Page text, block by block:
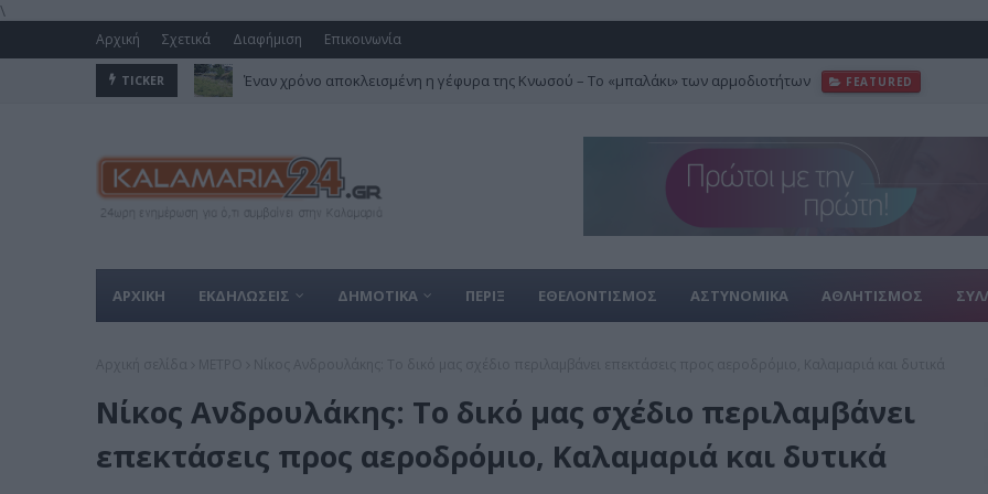
\
Αρχική Σχετικά Διαφήμιση Επικοινωνία
TICKER
Έναν χρόνο αποκλεισμένη η γέφυρα της Κνωσού – Το «μπαλάκι» των αρμοδιοτήτων
Το Μετρό μπαίνει στην Καλαμαριά – Ξεκίνησε το τελικό “trial run” FEATURED
ΑΡΧΙΚΗ ΕΚΔΗΛΩΣΕΙΣ ΔΗΜΟΤΙΚΑ ΠΕΡΙΞ ΕΘΕΛΟΝΤΙΣΜΟΣ ΑΣΤΥΝΟΜΙΚΑ ΑΘΛΗΤΙΣΜΟΣ
Νίκος Ανδρουλάκης: Tο δικό μας σχέδιο περιλαμβάνει
επεκτάσεις προς αεροδρόμιο, Καλαμαριά και δυτικά